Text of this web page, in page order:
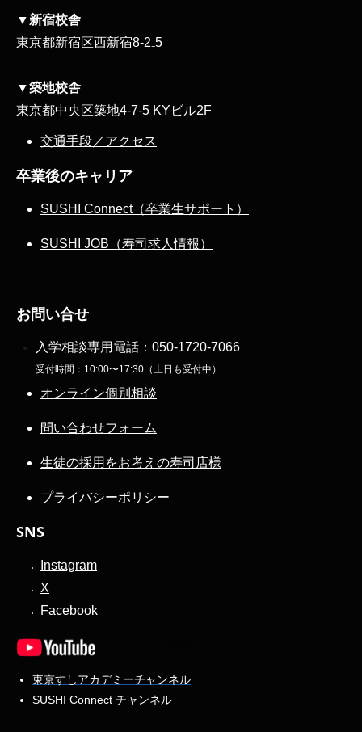
▼新宿校舎
東京都新宿区西新宿8‐2₋5
▼築地校舎
東京都中央区築地4-7-5 KYビル2F
交通手段／アクセス
卒業後のキャリア
SUSHI Connect（卒業生サポート）
SUSHI JOB（寿司求人情報）
お問い合せ
入学相談専用電話： 050-1720-7066
受付時間：10:00〜17:30（土日も受付中）
オンライン個別相談
問い合わせフォーム
生徒の採用をお考えの寿司店様
プライバシーポリシー
SNS
Instagram
X
Facebook
東京すしアカデミーチャンネル
SUSHI Connect チャンネル